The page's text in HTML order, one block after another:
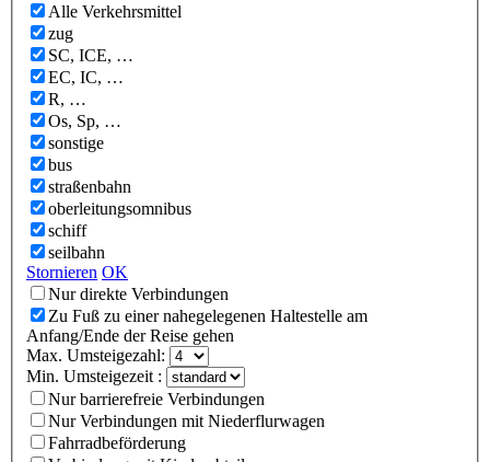
Alle Verkehrsmittel
zug
SC, ICE, …
EC, IC, …
R, …
Os, Sp, …
sonstige
bus
straßenbahn
oberleitungsomnibus
schiff
seilbahn
Stornieren OK
Nur direkte Verbindungen
Zu Fuß zu einer nahegelegenen Haltestelle am
Anfang/Ende der Reise gehen
Max. Umsteigezahl:
Min. Umsteigezeit :
Nur barrierefreie Verbindungen
Nur Verbindungen mit Niederflurwagen
Fahrradbeförderung